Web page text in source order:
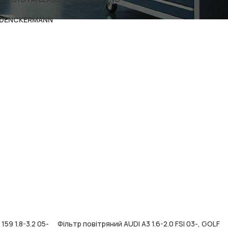
1.8-3.2 05-
ДОДАТИ В КОШИК
Фільтр повітряний AUDI A3 1.6-2.0 FSI 03-, GOLF